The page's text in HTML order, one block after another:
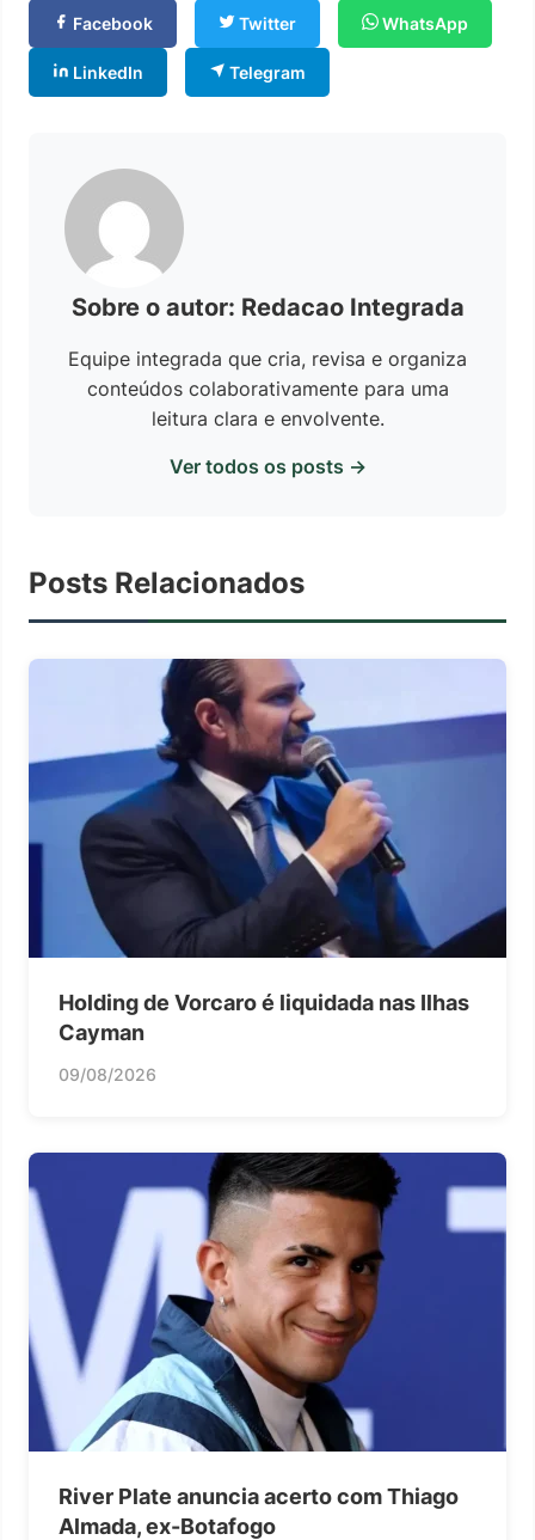
Facebook Twitter WhatsApp
LinkedIn Telegram
Sobre o autor: Redacao Integrada
Equipe integrada que cria, revisa e organiza
conteúdos colaborativamente para uma
leitura clara e envolvente.
Ver todos os posts →
Posts Relacionados
Holding de Vorcaro é liquidada nas Ilhas
Cayman
09/08/2026
River Plate anuncia acerto com Thiago
Almada, ex-Botafogo